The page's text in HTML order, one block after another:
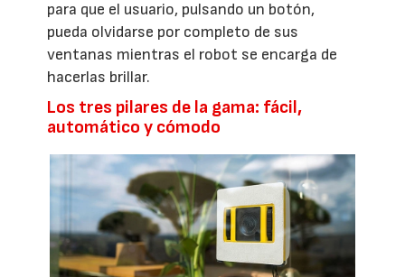
para que el usuario, pulsando un botón,
pueda olvidarse por completo de sus
ventanas mientras el robot se encarga de
hacerlas brillar.
Los tres pilares de la gama: fácil,
automático y cómodo